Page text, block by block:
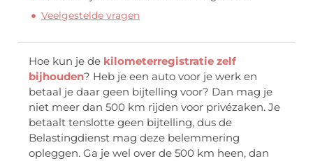
Veelgestelde vragen
Hoe kun je de kilometerregistratie zelf
bijhouden? Heb je een auto voor je werk en
betaal je daar geen bijtelling voor? Dan mag je
niet meer dan 500 km rijden voor privézaken. Je
betaalt tenslotte geen bijtelling, dus de
Belastingdienst mag deze belemmering
opleggen. Ga je wel over de 500 km heen, dan